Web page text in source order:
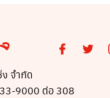
จำกัด
9000 ต่อ 308